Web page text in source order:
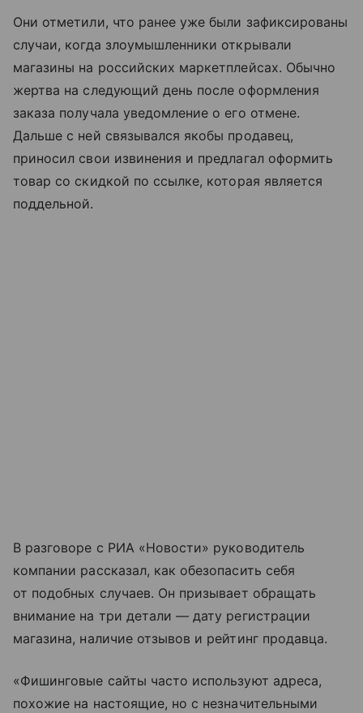
Они отметили, что ранее уже были зафиксированы
случаи, когда злоумышленники открывали
магазины на российских маркетплейсах. Обычно
жертва на следующий день после оформления
заказа получала уведомление о его отмене.
Дальше с ней связывался якобы продавец,
приносил свои извинения и предлагал оформить
товар со скидкой по ссылке, которая является
поддельной.
В разговоре с РИА «Новости» руководитель
компании рассказал, как обезопасить себя
от подобных случаев. Он призывает обращать
внимание на три детали — дату регистрации
магазина, наличие отзывов и рейтинг продавца.
«Фишинговые сайты часто используют адреса,
похожие на настоящие, но с незначительными